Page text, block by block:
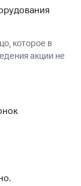
которое в
акции не